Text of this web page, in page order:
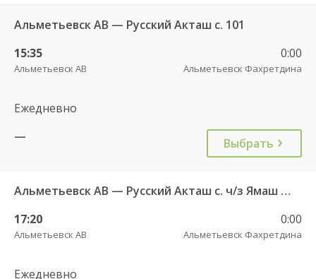
Альметьевск АВ — Русский Акташ с. 101
15:35
Альметьевск АВ
0:00
Альметьевск Фахретдина
Ежедневно
—
Выбрать
Альметьевск АВ — Русский Акташ с. ч/з Ямаш с. 101
17:20
Альметьевск АВ
0:00
Альметьевск Фахретдина
Ежедневно